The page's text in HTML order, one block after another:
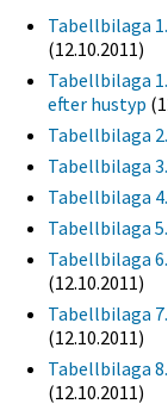
Tabellbilaga
(12.10.2011)
Tabellbilaga
efter hustyp
Tabellbilaga
Tabellbilaga
Tabellbilaga
Tabellbilaga
Tabellbilaga
(12.10.2011)
Tabellbilaga
(12.10.2011)
Tabellbilaga
(12.10.2011)